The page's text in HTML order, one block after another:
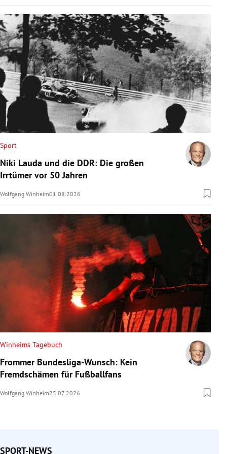
Sport
Niki Lauda und die DDR: Die großen
Irrtümer vor 50 Jahren
Wolfgang Winheim01.08.2026
Winheims Tagebuch
Frommer Bundesliga-Wunsch: Kein
Fremdschämen für Fußballfans
Wolfgang Winheim25.07.2026
SPORT-NEWS